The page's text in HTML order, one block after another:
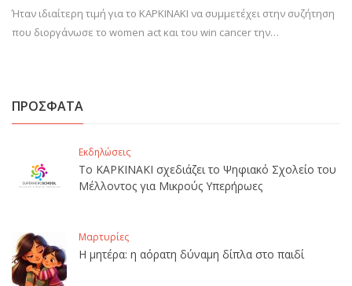
Ήταν ιδιαίτερη τιμή για το ΚΑΡΚΙΝΑΚΙ να συμμετέχει στην συζήτηση
που διοργάνωσε το women act και του win cancer την…
ΠΡΟΣΦΑΤΑ
Εκδηλώσεις
Το ΚΑΡΚΙΝΑΚΙ σχεδιάζει το Ψηφιακό Σχολείο του
Μέλλοντος για Μικρούς Υπερήρωες
Μαρτυρίες
Η μητέρα: η αόρατη δύναμη δίπλα στο παιδί